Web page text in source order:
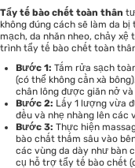
Tẩy tế bào chết toàn thân
không đúng cách sẽ làm da
mạch, da nhăn nheo, chảy
trình tẩy tế bào chết toàn
Bước 1: Tắm rửa sạch
(có thể không cần xà
chân lông được giãn nở
Bước 2: Lấy 1 lượng vừa
đều và nhẹ nhàng lên các
Bước 3: Thực hiện
bào chất thấm sâu vào
các vùng da dày như bàn
cụ hỗ trợ tẩy tế bào chết